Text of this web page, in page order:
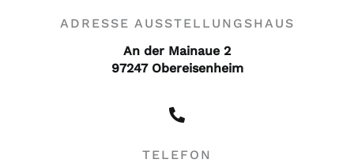
ADRESSE AUSSTELLUNGSHAUS
An der Mainaue 2
97247 Obereisenheim
TELEFON